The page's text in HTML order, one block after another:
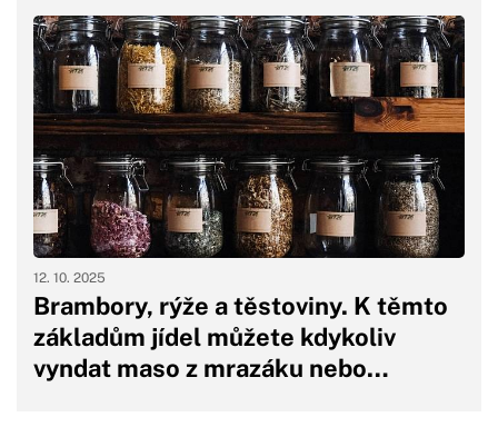
Brambory, rýže a těstoviny. K těmto
základům jídel můžete kdykoliv
vyndat maso z mrazáku nebo…
12. 10. 2025